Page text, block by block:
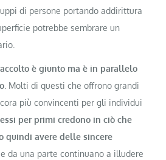
di persone portando addirittura
potrebbe sembrare un
è giunto ma è in parallelo
. Molti di questi che offrono grandi
più convincenti per gli individui
essi per primi credono in ciò che
quindi avere delle sincere
da una parte continuano a illudere